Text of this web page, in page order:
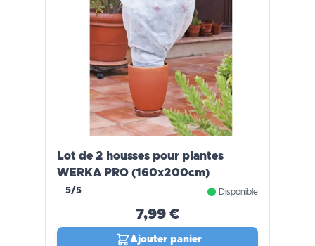
Lot de 2 housses pour plantes
WERKA PRO (160x200cm)
5/5 Disponible
7,99 €
Ajouter panier